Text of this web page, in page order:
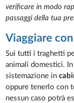
verificare in modo
passaggi della tua
Viaggiare
Sui tutti i traghetti
animali domestici.
sistemazione in
oppure tenerlo con
nessun caso potrà